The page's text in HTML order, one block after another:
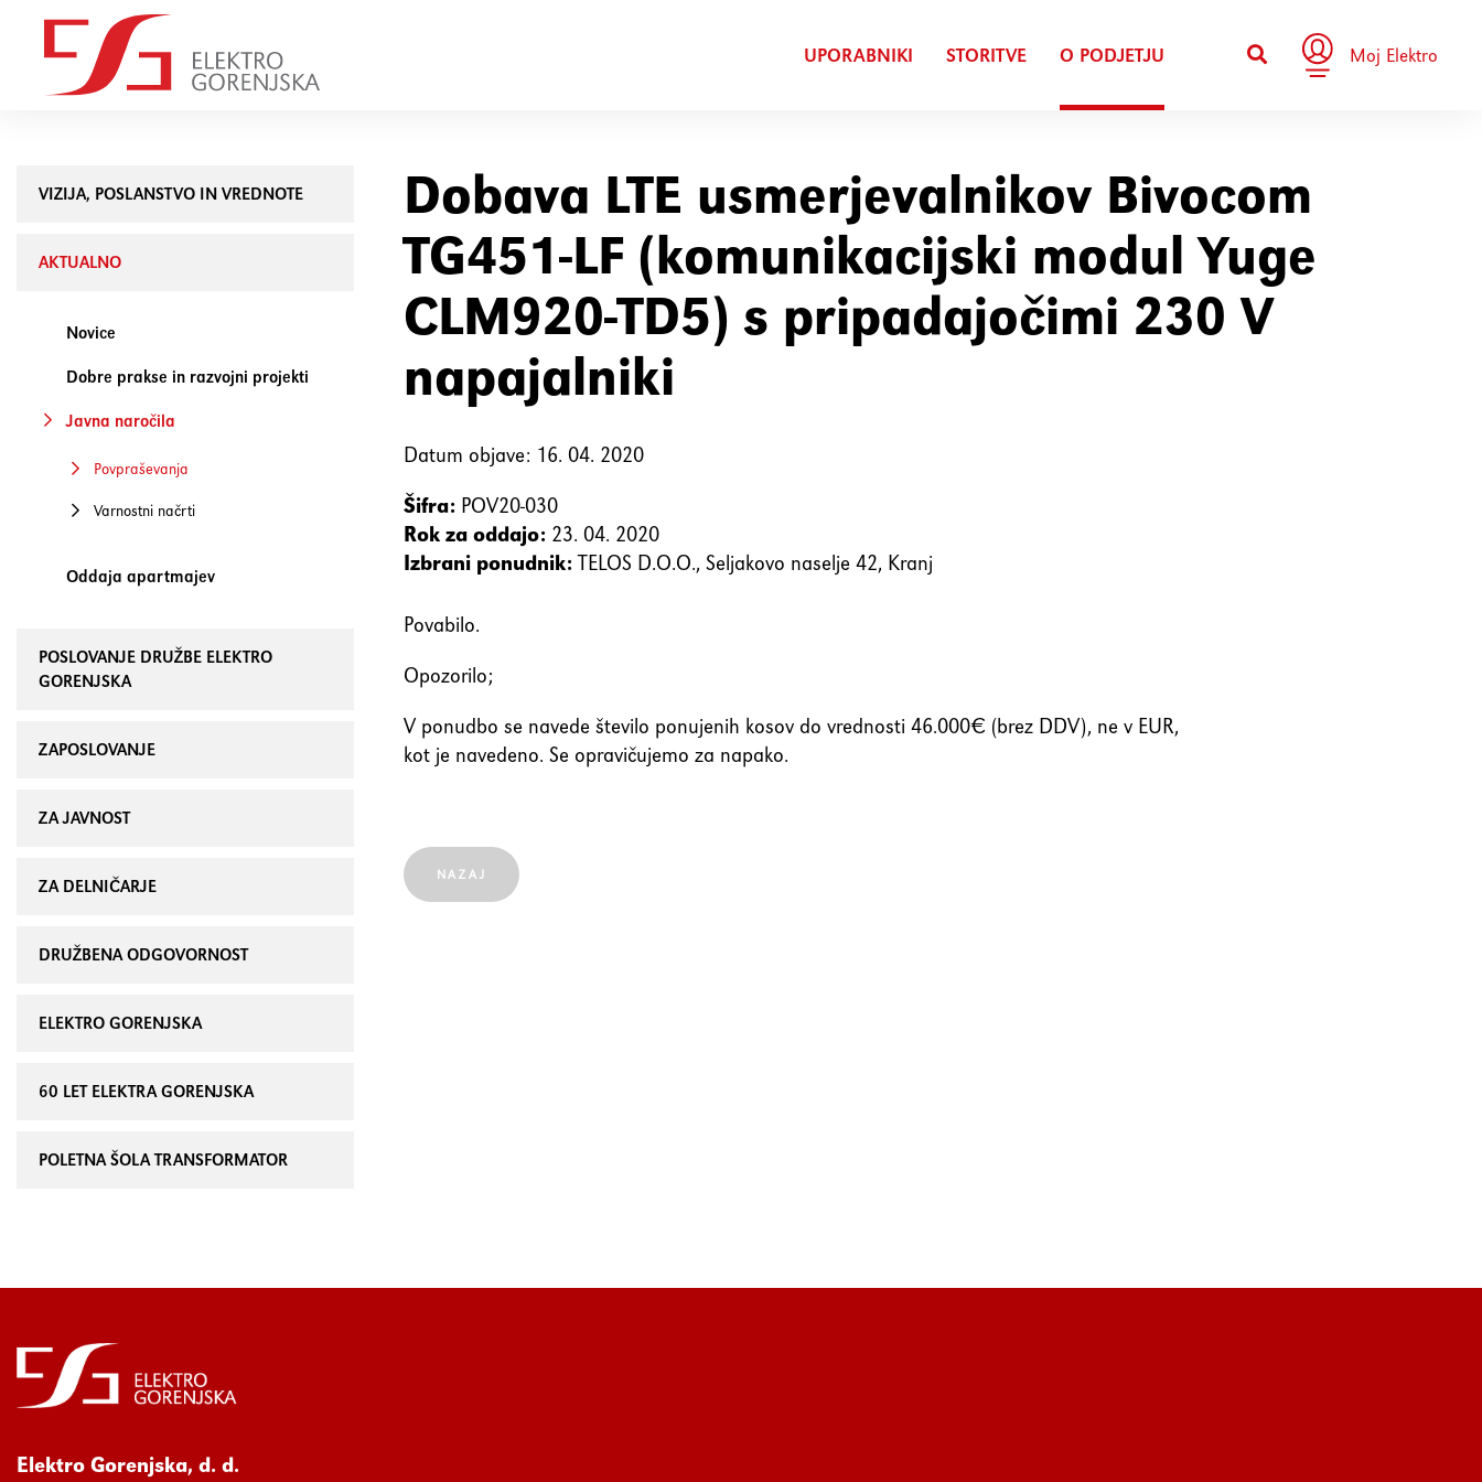
UPORABNIKI STORITVE O PODJETJU Moj Elektro
VIZIJA, POSLANSTVO IN VREDNOTE
AKTUALNO
Novice
Dobre prakse in razvojni projekti
Javna naročila
Povpraševanja
Varnostni načrti
Oddaja apartmajev
POSLOVANJE DRUŽBE ELEKTRO
GORENJSKA
ZAPOSLOVANJE
ZA JAVNOST
ZA DELNIČARJE
DRUŽBENA ODGOVORNOST
ELEKTRO GORENJSKA
60 LET ELEKTRA GORENJSKA
POLETNA ŠOLA TRANSFORMATOR
Dobava LTE usmerjevalnikov Bivocom
TG451-LF (komunikacijski modul Yuge
CLM920-TD5) s pripadajočimi 230 V
napajalniki
Datum objave: 16. 04. 2020
Šifra: POV20-030
Rok za oddajo: 23. 04. 2020
Izbrani ponudnik: TELOS D.O.O., Seljakovo naselje 42, Kranj
Povabilo.
Opozorilo;
V ponudbo se navede število ponujenih kosov do vrednosti 46.000€ (brez DDV), ne v EUR,
kot je navedeno. Se opravičujemo za napako.
NAZAJ
Elektro Gorenjska, d. d.